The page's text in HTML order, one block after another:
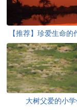
【推荐】珍爱生命
集锦六篇
大树父爱的小